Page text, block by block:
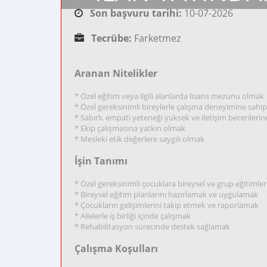
Son başvuru tarihi:10-07-2026
Tecrübe: Farketmez
Aranan Nitelikler
* Özel eğitim veya ilgili alanlarda lisans mezunu olmak
* Özel gereksinimli bireylerle çalışma deneyimine
* Sabırlı, empati yeteneği yüksek ve iletişim
* Ekip çalışmasına yatkın olmak
* Mesleki etik değerlere saygılı olmak
İşin Tanımı
* Özel gereksinimli çocuklara bireysel ve grup
* Bireysel eğitim planlarını hazırlamak ve uygulamak
* Çocukların gelişimlerini takip etmek ve raporlamak
* Ailelerle iş birliği içinde çalışmak
* Rehabilitasyon sürecinde destek sağlamak
Çalışma Koşulları